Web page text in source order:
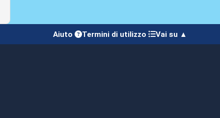
Aiuto Termini di utilizzo Vai su ▲